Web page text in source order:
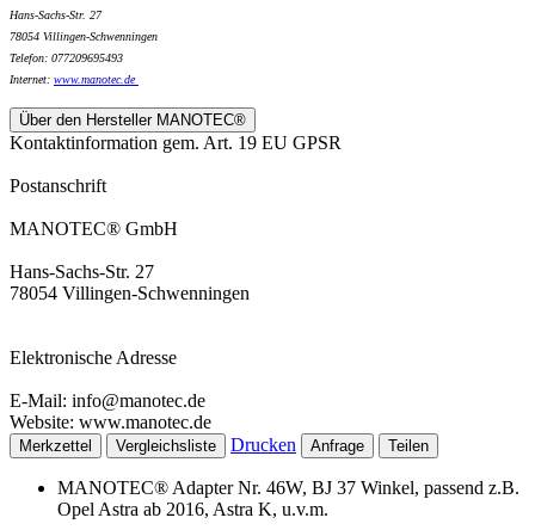
Hans-Sachs-Str. 27
78054 Villingen-Schwenningen
Telefon: 077209695493
Internet: www.manotec.de
Über den Hersteller MANOTEC®
Kontaktinformation gem. Art. 19 EU GPSR
Postanschrift
MANOTEC® GmbH
Hans-Sachs-Str. 27
78054 Villingen-Schwenningen
Elektronische Adresse
E-Mail: info@manotec.de
Website: www.manotec.de
Merkzettel Vergleichsliste Drucken Anfrage Teilen
MANOTEC® Adapter Nr. 46W, BJ 37 Winkel, passend z.B.
Opel Astra ab 2016, Astra K, u.v.m.